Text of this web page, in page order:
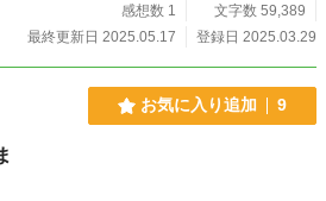
感想数 1
文字数 59,389
最終更新日 2025.05.17
登録日 2025.03.29
お気に入り追加 9